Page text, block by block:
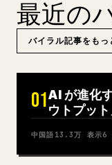
最近の
バイラル記事をもっ
01AI が進化
ウトプッ
中国語 13.3万 表示6